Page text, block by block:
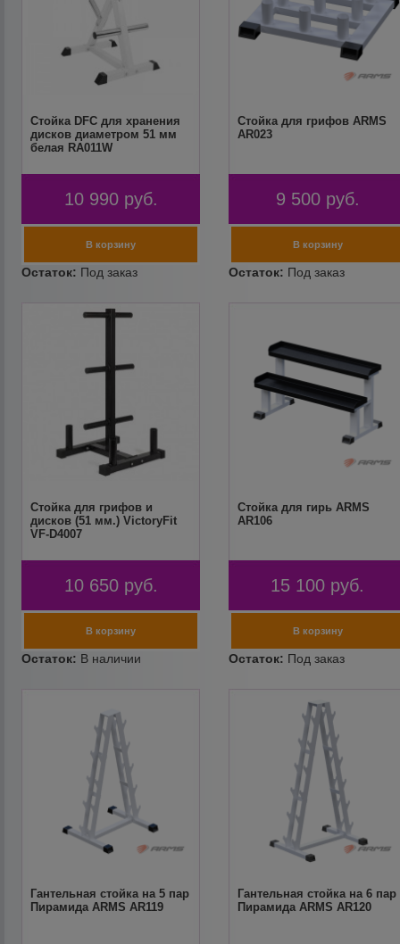
Стойка DFC для хранения
дисков диаметром 51 мм
белая RA011W
10 990 руб.
Стойка для грифов ARMS
AR023
9 500 руб.
Стойка для грифов и
дисков (51 мм.) VictoryFit
VF-D4007
10 650 руб.
Стойка для гирь ARMS
AR106
15 100 руб.
Гантельная стойка на 5 пар
Пирамида ARMS AR119
Гантельная стойка на 6 пар
Пирамида ARMS AR120